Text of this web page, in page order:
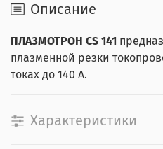
Описание
ПЛАЗМОТРОН CS 141
плазменной резки
токах до 140 А.
Характеристики